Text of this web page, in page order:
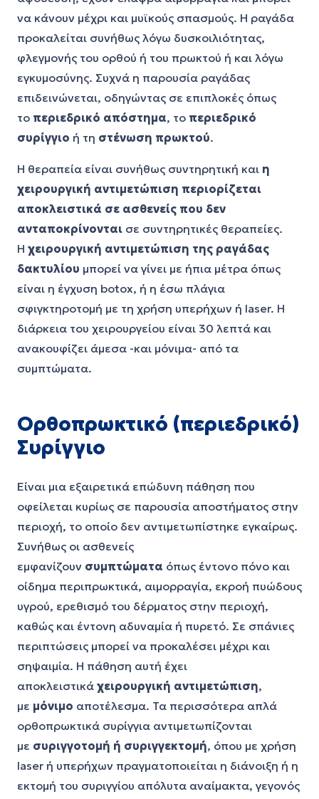
να κάνουν μέχρι και μυϊκούς σπασμούς. Η ραγάδα
προκαλείται συνήθως λόγω δυσκοιλιότητας,
φλεγμονής του ορθού ή του πρωκτού ή και λόγω
εγκυμοσύνης. Συχνά η παρουσία ραγάδας
επιδεινώνεται, οδηγώντας σε επιπλοκές όπως
το περιεδρικό απόστημα, το περιεδρικό
συρίγγιο ή τη στένωση πρωκτού.
Η θεραπεία είναι συνήθως συντηρητική και η
χειρουργική αντιμετώπιση περιορίζεται
αποκλειστικά σε ασθενείς που δεν
ανταποκρίνονται σε συντηρητικές θεραπείες.
Η χειρουργική αντιμετώπιση της ραγάδας
δακτυλίου μπορεί να γίνει με ήπια μέτρα όπως
είναι η έγχυση botox, ή η έσω πλάγια
σφιγκτηροτομή με τη χρήση υπερήχων ή laser. Η
διάρκεια του χειρουργείου είναι 30 λεπτά και
ανακουφίζει άμεσα -και μόνιμα- από τα
συμπτώματα.
Ορθοπρωκτικό (περιεδρικό)
Συρίγγιο
Είναι μια εξαιρετικά επώδυνη πάθηση που
οφείλεται κυρίως σε παρουσία αποστήματος στην
περιοχή, το οποίο δεν αντιμετωπίστηκε εγκαίρως.
Συνήθως οι ασθενείς
εμφανίζουν συμπτώματα όπως έντονο πόνο και
οίδημα περιπρωκτικά, αιμορραγία, εκροή πυώδους
υγρού, ερεθισμό του δέρματος στην περιοχή,
καθώς και έντονη αδυναμία ή πυρετό. Σε σπάνιες
περιπτώσεις μπορεί να προκαλέσει μέχρι και
σηψαιμία. Η πάθηση αυτή έχει
αποκλειστικά χειρουργική αντιμετώπιση,
με μόνιμο αποτέλεσμα. Τα περισσότερα απλά
ορθοπρωκτικά συρίγγια αντιμετωπίζονται
με συριγγοτομή ή συριγγεκτομή, όπου με χρήση
laser ή υπερήχων πραγματοποιείται η διάνοιξη ή η
εκτομή του συριγγίου απόλυτα αναίμακτα, γεγονός